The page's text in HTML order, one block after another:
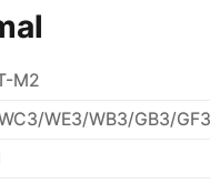
M2
WE3/WB3/GB3/